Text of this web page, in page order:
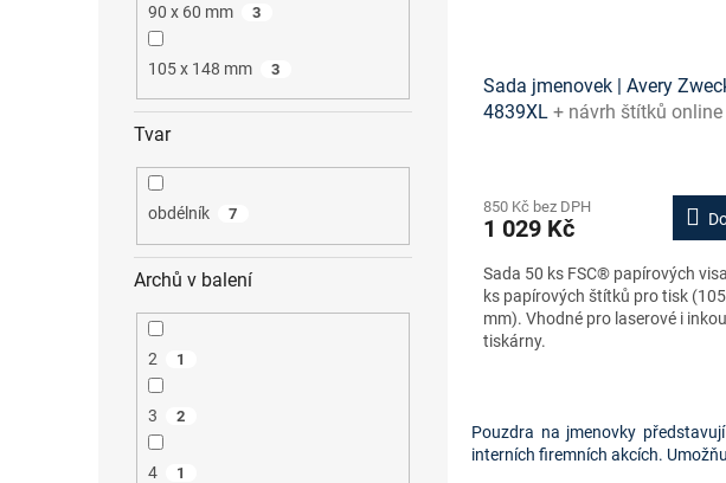
90 x 60 mm 3
105 x 148 mm 3
Tvar
obdélník 7
Archů v balení
2 1
3 2
4 1
Sada jmenovek | Avery
4839XL + návrh štítků online
850 Kč bez DPH
1 029 Kč
Sada 50 ks FSC® papírových
ks papírových štítků pro tisk
mm). Vhodné pro laserové i
tiskárny.
Pouzdra na jmenovky
interních firemních akcích.